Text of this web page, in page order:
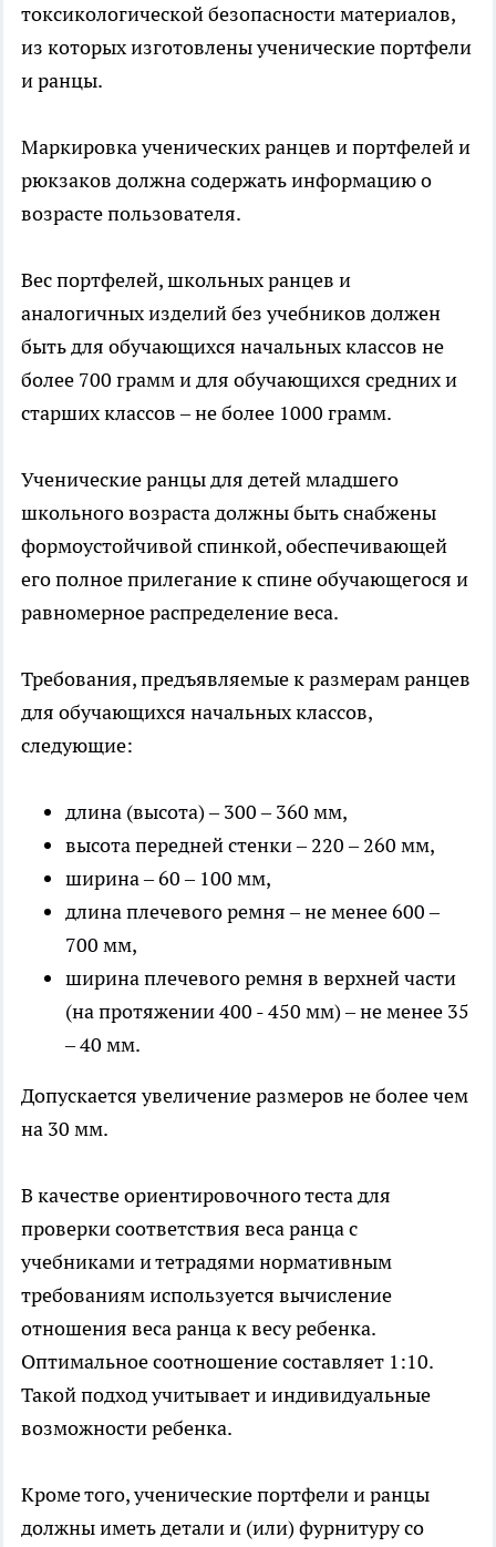
токсикологической безопасности материалов,
из которых изготовлены ученические портфели
и ранцы.
Маркировка ученических ранцев и портфелей и
рюкзаков должна содержать информацию о
возрасте пользователя.
Вес портфелей, школьных ранцев и
аналогичных изделий без учебников должен
быть для обучающихся начальных классов не
более 700 грамм и для обучающихся средних и
старших классов – не более 1000 грамм.
Ученические ранцы для детей младшего
школьного возраста должны быть снабжены
формоустойчивой спинкой, обеспечивающей
его полное прилегание к спине обучающегося и
равномерное распределение веса.
Требования, предъявляемые к размерам ранцев
для обучающихся начальных классов,
следующие:
длина (высота) – 300 – 360 мм,
высота передней стенки – 220 – 260 мм,
ширина – 60 – 100 мм,
длина плечевого ремня – не менее 600 –
700 мм,
ширина плечевого ремня в верхней части
(на протяжении 400 - 450 мм) – не менее 35
– 40 мм.
Допускается увеличение размеров не более чем
на 30 мм.
В качестве ориентировочного теста для
проверки соответствия веса ранца с
учебниками и тетрадями нормативным
требованиям используется вычисление
отношения веса ранца к весу ребенка.
Оптимальное соотношение составляет 1:10.
Такой подход учитывает и индивидуальные
возможности ребенка.
Кроме того, ученические портфели и ранцы
должны иметь детали и (или) фурнитуру со